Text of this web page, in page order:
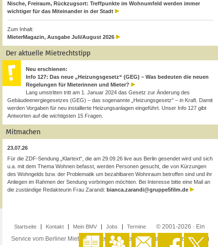
Nische, Freiraum, Rückzugsort: Treffpunkte im Wohnumfeld werden immer
wichtiger für das Miteinander in der Stadt
Zum Inhalt:
MieterMagazin, Ausgabe Juli/August 2026
Der aktuelle Mietrechtstipp
Neu erschienen:
Info 127: Das neue „Heizungsgesetz“ (GEG) – Was bedeuten die neuen
Regelungen für Mieterinnen und Mieter?
Lang umstritten tritt am 1. Januar 2024 das Gesetz zur Änderung des
Gebäudeenergiegesetzes (GEG) – das sogenannte „Heizungsgesetz“ – in Kraft. Damit
werden Vorgaben für neu installierte Heizungsanlagen eingeführt. Unser Info 127 gibt
Antworten auf die wichtigsten 15 Fragen.
Mitmachen
23.07.26
Für die ZDF-Sendung „Klartext“, die am 29.09.26 live aus Berlin gesendet wird und sich
u.a. mit dem Thema Wohnen befasst, werden Personen gesucht, die von Kürzungen
des Wohngelds bzw. der Problematik um bezahlbaren Wohnraum betroffen sind und ihr
Anliegen im Rahmen der Sendung vorbringen möchten. Bei Interesse bitte eine Mail an
die zuständige Redakteurin Frau Zarandi: bianca.zarandi@gruppe5film.de
Startseite Kontakt Mein BMV Jobs Termine
© 2001-2026 · Ein
Service vom Berliner Mieterverein e.V. ·Impressum·Datenschutzerklärung